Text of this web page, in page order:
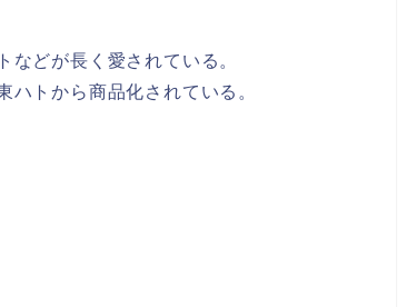
などが長く愛されている。
ハトから商品化されている。